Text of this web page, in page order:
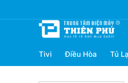
Tivi Điều Hòa Tủ